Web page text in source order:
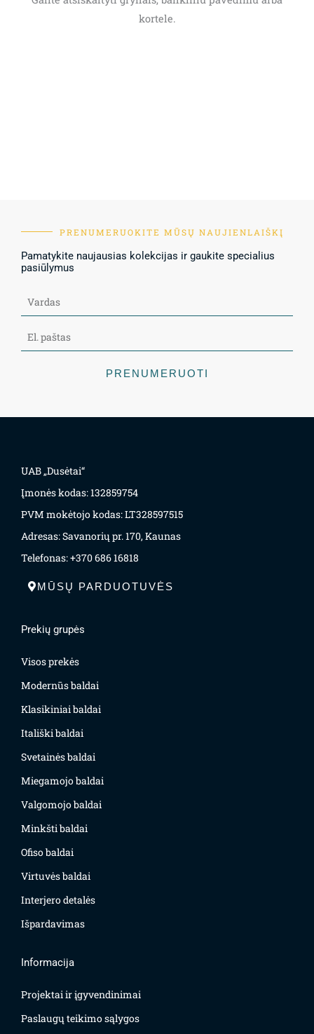
kortele.
PRENUMERUOKITE MŪSŲ NAUJIENLAIŠKĮ
Pamatykite naujausias kolekcijas ir gaukite specialius
pasiūlymus
PRENUMERUOTI
UAB „Dusėtai“
Įmonės kodas: 132859754
PVM mokėtojo kodas: LT328597515
Adresas: Savanorių pr. 170, Kaunas
Telefonas: +370 686 16818
MŪSŲ PARDUOTUVĖS
Prekių grupės
Visos prekės
Modernūs baldai
Klasikiniai baldai
Itališki baldai
Svetainės baldai
Miegamojo baldai
Valgomojo baldai
Minkšti baldai
Ofiso baldai
Virtuvės baldai
Interjero detalės
Išpardavimas
Informacija
Projektai ir įgyvendinimai
Paslaugų teikimo sąlygos